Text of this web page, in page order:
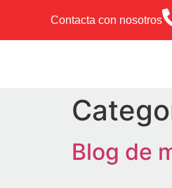
Contacta con nosotros
Blog de